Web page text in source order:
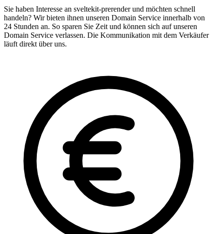
Sie haben Interesse an sveltekit-prerender und möchten schnell
handeln? Wir bieten ihnen unseren Domain Service innerhalb von
24 Stunden an. So sparen Sie Zeit und können sich auf unseren
Domain Service verlassen. Die Kommunikation mit dem Verkäufer
läuft direkt über uns.